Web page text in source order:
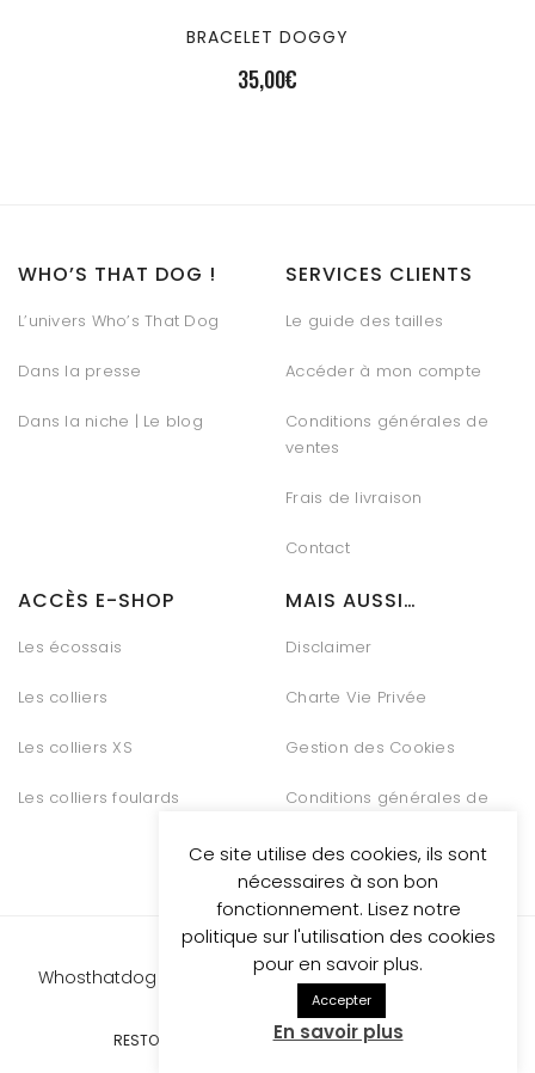
BRACELET DOGGY
35,00€
WHO’S THAT DOG !
L’univers Who’s That Dog
Dans la presse
Dans la niche | Le blog
SERVICES CLIENTS
Le guide des tailles
Accéder à mon compte
Conditions générales de
ventes
Frais de livraison
Contact
ACCÈS E-SHOP
Les écossais
Les colliers
Les colliers XS
Les colliers foulards
MAIS AUSSI…
Disclaimer
Charte Vie Privée
Gestion des Cookies
Conditions générales de
Whosthatdog propulsed by Be Quiet Digital Marketing
RESTONS CONNECTÉS
Ce site utilise des cookies, ils sont
nécessaires à son bon
fonctionnement. Lisez notre
politique sur l'utilisation des cookies
pour en savoir plus.
Accepter
En savoir plus